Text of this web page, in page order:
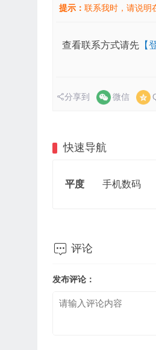
提示： 联系我时，请说明
查看联系方式请先 【
分享到 微信
快速导航
平度 手机数码
 评论
发布评论：